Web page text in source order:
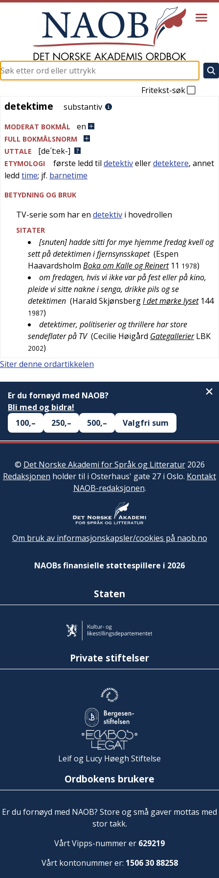
Fritekst-søk
detektime
detektime substantiv
MODERAT BOKMÅL en
FULL BOKMÅLSNORM
UTTALE
[de´t:ek-]
ETYMOLOGI første ledd til detektivellerdetektere, annet
ledd time; jf. barnetime
BETYDNING OG BRUK
TV-serie som har en detektiv i hovedrollen
SITATER
[snuten] hadde sitti for mye hjemme fredag kvell og
sett på detektimen i fjernsynsskapet (Espen
Haavardsholm Boka om Kalle og Reinert 11 1978)
om fredagen, hvis vi ikke var på fest eller på kino,
pleide vi sitte nakne i senga, drikke pils og se
detektimen (Harald SkjønsbergI det mørke lyset 144
1987)
detektimer, politiserier og thrillere har store
sendeflater på TV (Cecilie Høigård Gategallerier LBK
2002)
Siter denne ordartikkelen
Er du fornøyd med NAOB?
Bli med og bidra!
100,–
250,– 500,– Valgfri sum
© Det Norske Akademi for Språk og Litteratur2026
Redaksjonen holder til i Osterhaus' gate 27 i Oslo. Kontakt
NAOB-redaksjonen.
Om bruk av informasjonskapsler/cookies på naob.no
NAOBs finansielle støttespillere i 2026
Staten
Private stiftelser
Leif og Lucy Høegh Stiftelse
Ordbokens brukere
Er du fornøyd med NAOB? Store og små gaver mottas med
stor takk.
Vårt Vipps-nummer er 629219
Vårt kontonummer er: 1506 30 88258